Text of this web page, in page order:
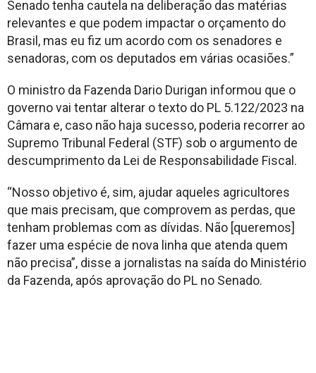
Senado tenha cautela na deliberação das matérias
relevantes e que podem impactar o orçamento do
Brasil, mas eu fiz um acordo com os senadores e
senadoras, com os deputados em várias ocasiões.”
O ministro da Fazenda Dario Durigan informou que o
governo vai tentar alterar o texto do PL 5.122/2023 na
Câmara e, caso não haja sucesso, poderia recorrer ao
Supremo Tribunal Federal (STF) sob o argumento de
descumprimento da Lei de Responsabilidade Fiscal.
“Nosso objetivo é, sim, ajudar aqueles agricultores
que mais precisam, que comprovem as perdas, que
tenham problemas com as dívidas. Não [queremos]
fazer uma espécie de nova linha que atenda quem
não precisa”, disse a jornalistas na saída do Ministério
da Fazenda, após aprovação do PL no Senado.